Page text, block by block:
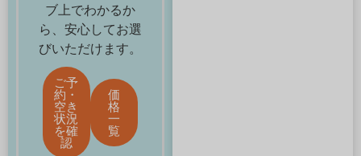
ブ上でわかるか
ら、安心してお選
びいただけます。
ご予
約・
空き
状況
を確
認
価
格
一
覧